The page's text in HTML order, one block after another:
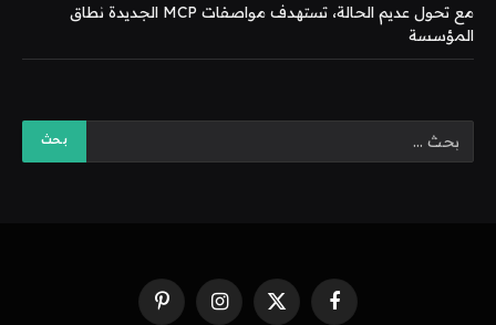
مع تحول عديم الحالة، تستهدف مواصفات MCP الجديدة نطاق
المؤسسة
فيسبوك X
الانستغرامبينتيريست